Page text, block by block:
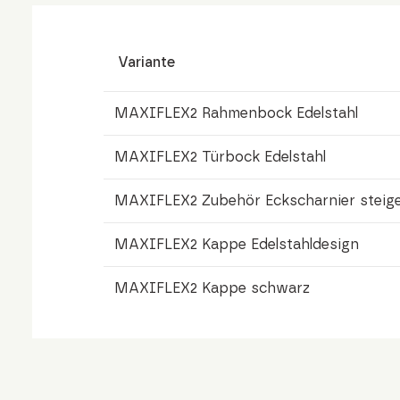
Variante
MAXIFLEX2 Rahmenbock Edelstahl
MAXIFLEX2 Türbock Edelstahl
MAXIFLEX2 Zubehör Eckscharnier
MAXIFLEX2 Kappe Edelstahldesign
MAXIFLEX2 Kappe schwarz